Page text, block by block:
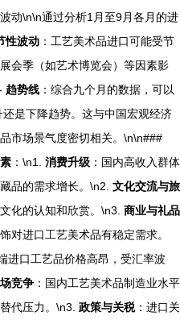
动\n\n通过分析1月至9月各月的进
性波动 ：工艺美术品进口可能受节
会季（如艺术博览会）等因素影
趋势线 ：综合九个月的数据，可以
是下降趋势。这与中国宏观经济
市场景气度密切相关。\n\n###
：\n1. 消费升级 ：国内高收入群体
品的需求增长。\n2. 文化交流与旅
化的认知和欣赏。\n3. 商业与礼品
对进口工艺美术品有稳定需求。
进口工艺品价格高昂，受汇率波
竞争 ：国内工艺美术品制造业水平
代压力。\n3. 政策与关税：进口关